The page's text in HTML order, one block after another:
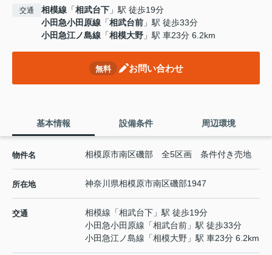
交通 相模線 「相武台下 」駅 徒歩19分
小田急小田原線 「相武台前 」駅 徒歩33分
小田急江ノ島線 「相模大野 」駅 車23分 6.2km
無料 お問い合わせ
基本情報 設備条件 周辺環境
物件名 相模原市南区磯部 全5区画 条件付き売地
所在地 神奈川県相模原市南区磯部1947
交通 相模線 「相武台下 」駅 徒歩19分
小田急小田原線 「相武台前 」駅 徒歩33分
小田急江ノ島線 「相模大野 」駅 車23分 6.2km